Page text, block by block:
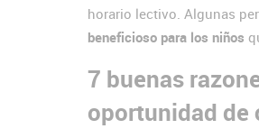
horario lectivo. Algunas
beneficioso para los niños
7 buenas
oportunidad de